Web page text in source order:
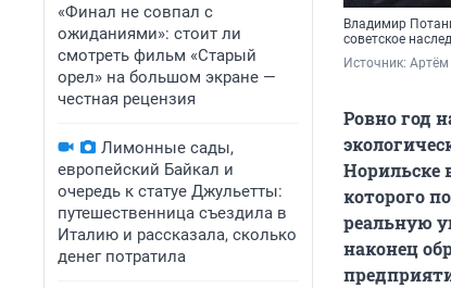
«Финал не совпал с
ожиданиями»: стоит ли
смотреть фильм «Старый
орел» на большом экране —
честная рецензия
Лимонные сады,
европейский Байкал и
очередь к статуе Джульетты:
путешественница съездила в
Италию и рассказала, сколько
денег потратила
Владимир
советское
Источник: Артём
Ровно год
Норильске
которого
реальную
наконец